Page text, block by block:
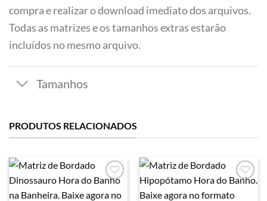
compra e realizar o download imediato dos arquivos.
Todas as matrizes e os tamanhos extras estarão
incluídos no mesmo arquivo.
PRODUTOS RELACIONADOS